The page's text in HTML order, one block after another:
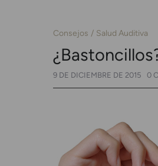
Consejos Salud Auditiva
9 DE DICIEMBRE DE 2015 0